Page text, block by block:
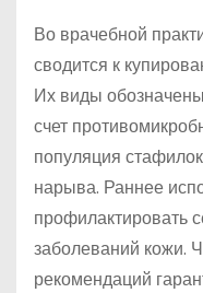
Во врачебной
сводится к
Их виды
счет
популяция
нарыва. Раннее
профилактировать
заболеваний кожи.
рекомендаций